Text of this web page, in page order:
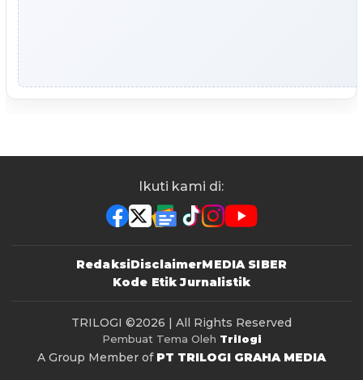
Ikuti kami di:
RedaksiDisclaimerMEDIA SIBER
Kode Etik Jurnalistik
TRILOGI ©2026 | All Rights Reserved
Pembuat Tema Oleh Trilogi
A Group Member of PT TRILOGI GRAHA MEDIA